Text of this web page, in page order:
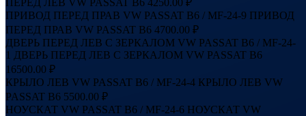
ПРИВОД ПЕРЕД ПРАВ VW PASSAT B6 / MF-24-9 ПРИВОД
ПЕРЕД ПРАВ VW PASSAT B6 4700.00 ₽
ДВЕРЬ ПЕРЕД ЛЕВ С ЗЕРКАЛОМ VW PASSAT B6 / MF-24-
1 ДВЕРЬ ПЕРЕД ЛЕВ С ЗЕРКАЛОМ VW PASSAT B6
16500.00 ₽
КРЫЛО ЛЕВ VW PASSAT B6 / MF-24-4 КРЫЛО ЛЕВ VW
PASSAT B6 5500.00 ₽
НОУСКАТ VW PASSAT B6 / MF-24-6 НОУСКАТ VW